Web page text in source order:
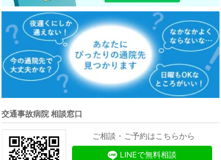
交通事故病院 相談窓口
ご相談・ご予約はこちらから
LINEで無料相談